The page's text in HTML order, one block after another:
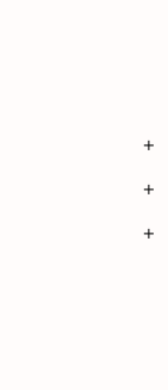
+
+
+